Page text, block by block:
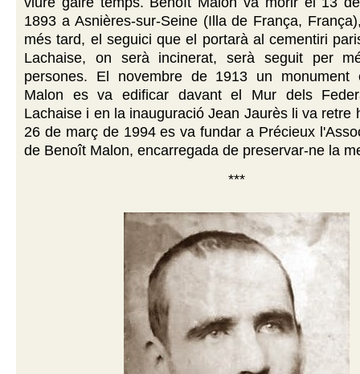
1893 a Asnières-sur-Seine (Illa de França,
més tard, el seguici que el portarà al cementiri
Lachaise, on serà incinerat, serà seguit per
persones. El novembre de 1913 un monument
Malon es va edificar davant el Mur dels
Lachaise i en la inauguració Jean Jaurès li va retre
26 de març de 1994 es va fundar a Précieux
de Benoît Malon, encarregada de preservar-ne la
***